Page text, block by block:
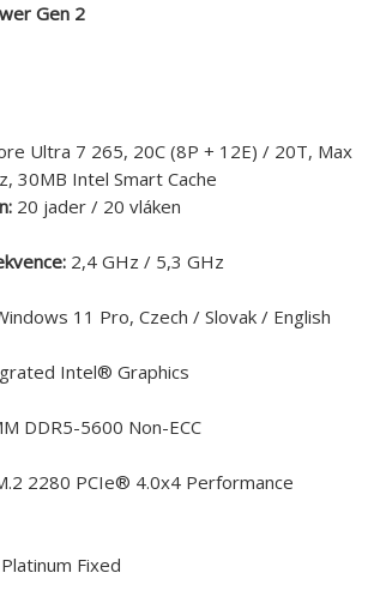
Gen 2
Ultra 7 265, 20C (8P + 12E) / 20T, Max
30MB Intel Smart Cache
20 jader / 20 vláken
2,4 GHz / 5,3 GHz
11 Pro, Czech / Slovak / English
Intel® Graphics
DDR5-5600 Non-ECC
2280 PCIe® 4.0x4 Performance
Fixed